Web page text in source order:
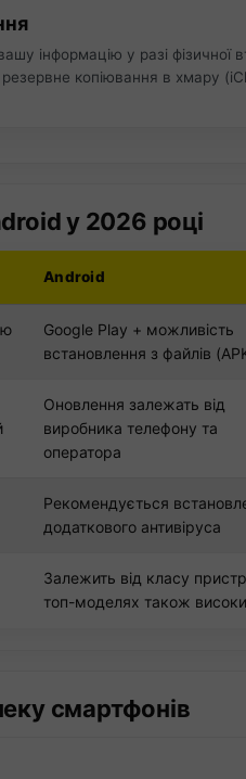
інформацію у разі фізичної
копіювання в хмару
у 2026 році
Android
Google Play + можливість
встановлення з файлів
Оновлення залежать від
виробника телефону та
оператора
Рекомендується
додаткового антивіруса
Залежить від класу
топ-моделях також
смартфонів